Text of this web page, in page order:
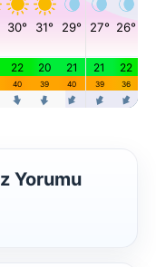
Yorumu